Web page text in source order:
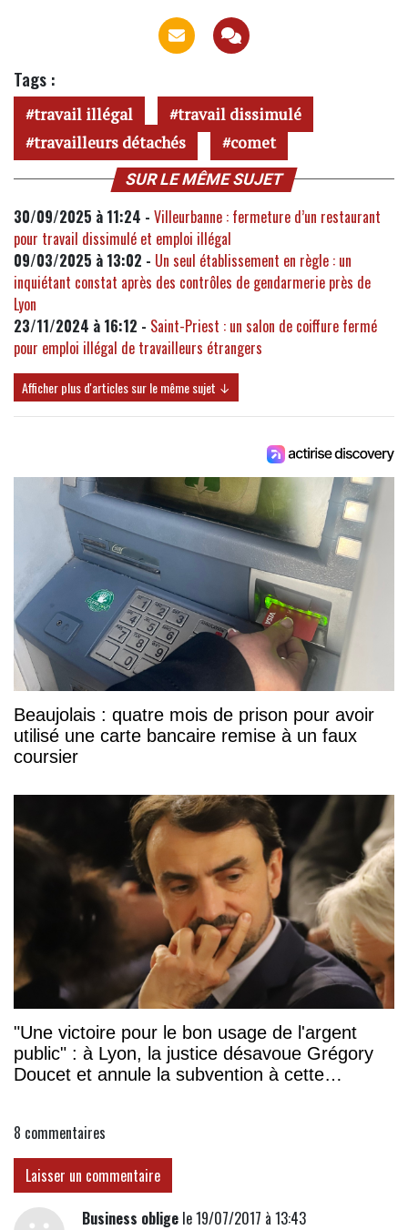
Tags :
travail illégal
travail dissimulé
travailleurs détachés
comet
SUR LE MÊME SUJET
30/09/2025 à 11:24 - Villeurbanne : fermeture d’un restaurant
pour travail dissimulé et emploi illégal
09/03/2025 à 13:02 - Un seul établissement en règle : un
inquiétant constat après des contrôles de gendarmerie près de
Lyon
23/11/2024 à 16:12 - Saint-Priest : un salon de coiffure fermé
pour emploi illégal de travailleurs étrangers
Afficher plus d'articles sur le même sujet ↓
Beaujolais : quatre mois de prison pour avoir
utilisé une carte bancaire remise à un faux
coursier
"Une victoire pour le bon usage de l'argent
public" : à Lyon, la justice désavoue Grégory
Doucet et annule la subvention à cette
8 commentaires
Laisser un commentaire
Business obligele 19/07/2017 à 13:43